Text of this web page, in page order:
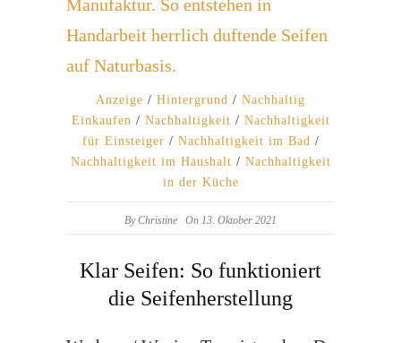
Anzeige / Hintergrund / Nachhaltig
Einkaufen / Nachhaltigkeit / Nachhaltigkeit
für Einsteiger / Nachhaltigkeit im Bad /
Nachhaltigkeit im Haushalt / Nachhaltigkeit
in der Küche
ByChristine On 13. Oktober 2021
Klar Seifen: So funktioniert
die Seifenherstellung